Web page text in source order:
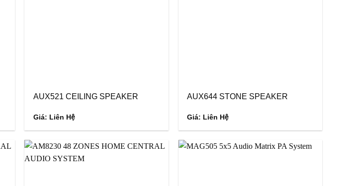
AUX521 CEILING SPEAKER
Giá: Liên Hệ
AUX644 STONE SPEAKER
Giá: Liên Hệ